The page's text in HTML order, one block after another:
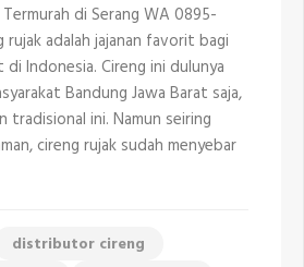
Termurah
di
Serang
di Serang WA 0895-
rujak adalah jajanan favorit bagi
di Indonesia. Cireng ini dulunya
Bandung Jawa Barat saja,
tradisional ini. Namun seiring
cireng rujak sudah menyebar
distributor cireng